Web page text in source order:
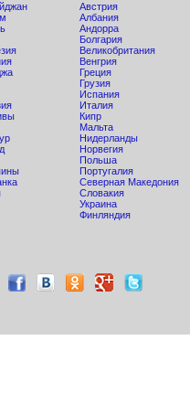
Австрия
Албания
Андорра
Болгария
Великобритания
Венгрия
Греция
Грузия
Испания
Италия
Кипр
Мальта
Нидерланды
Норвегия
Польша
Португалия
Северная Македония
Словакия
Украина
Финляндия